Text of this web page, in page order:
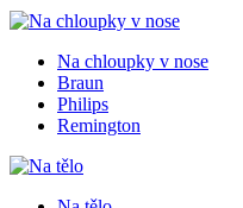
Na chloupky v nose
Braun
Philips
Remington